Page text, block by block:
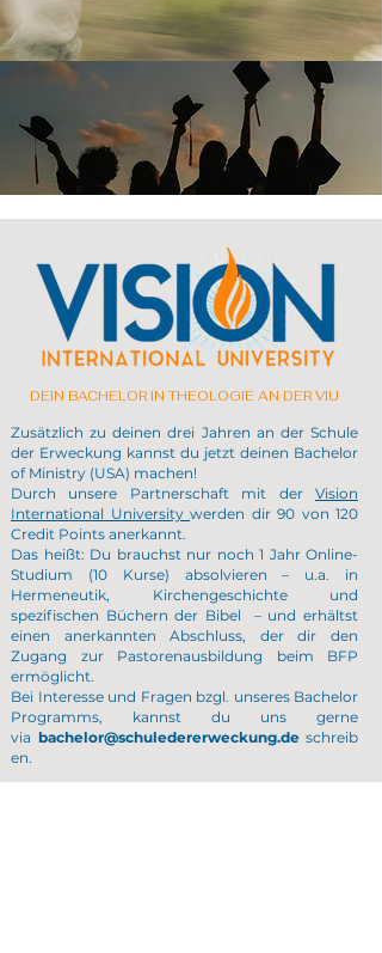
DEIN BACHELOR IN THEOLOGIE AN DER VIU
Zusätzlich zu deinen drei Jahren an der Schule
der Erweckung kannst du jetzt deinen Bachelor
of Ministry (USA) machen!
Durch unsere Partnerschaft mit der Vision
International University werden dir 90 von 120
Credit Points anerkannt.
Das heißt: Du brauchst nur noch 1 Jahr Online-
Studium (10 Kurse) absolvieren – u.a. in
Hermeneutik, Kirchengeschichte und
spezifischen Büchern der Bibel – und erhältst
einen anerkannten Abschluss, der dir den
Zugang zur Pastorenausbildung beim BFP
ermöglicht.
Bei Interesse und Fragen bzgl. unseres Bachelor
Programms, kannst du uns gerne
via bachelor@schuledererweckung.de schreib
en.